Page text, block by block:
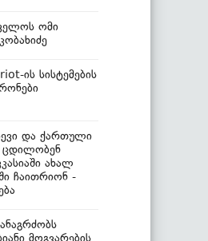
ომი
ის სისტემების
და ქართული
ცდილობენ
ახალ
ჩაითრიონ -
მოგვარების